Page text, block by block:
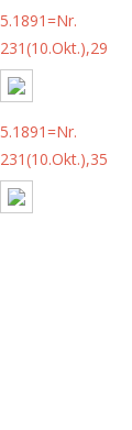
5.1891=Nr.
231(10.Okt.),29
5.1891=Nr.
231(10.Okt.),35